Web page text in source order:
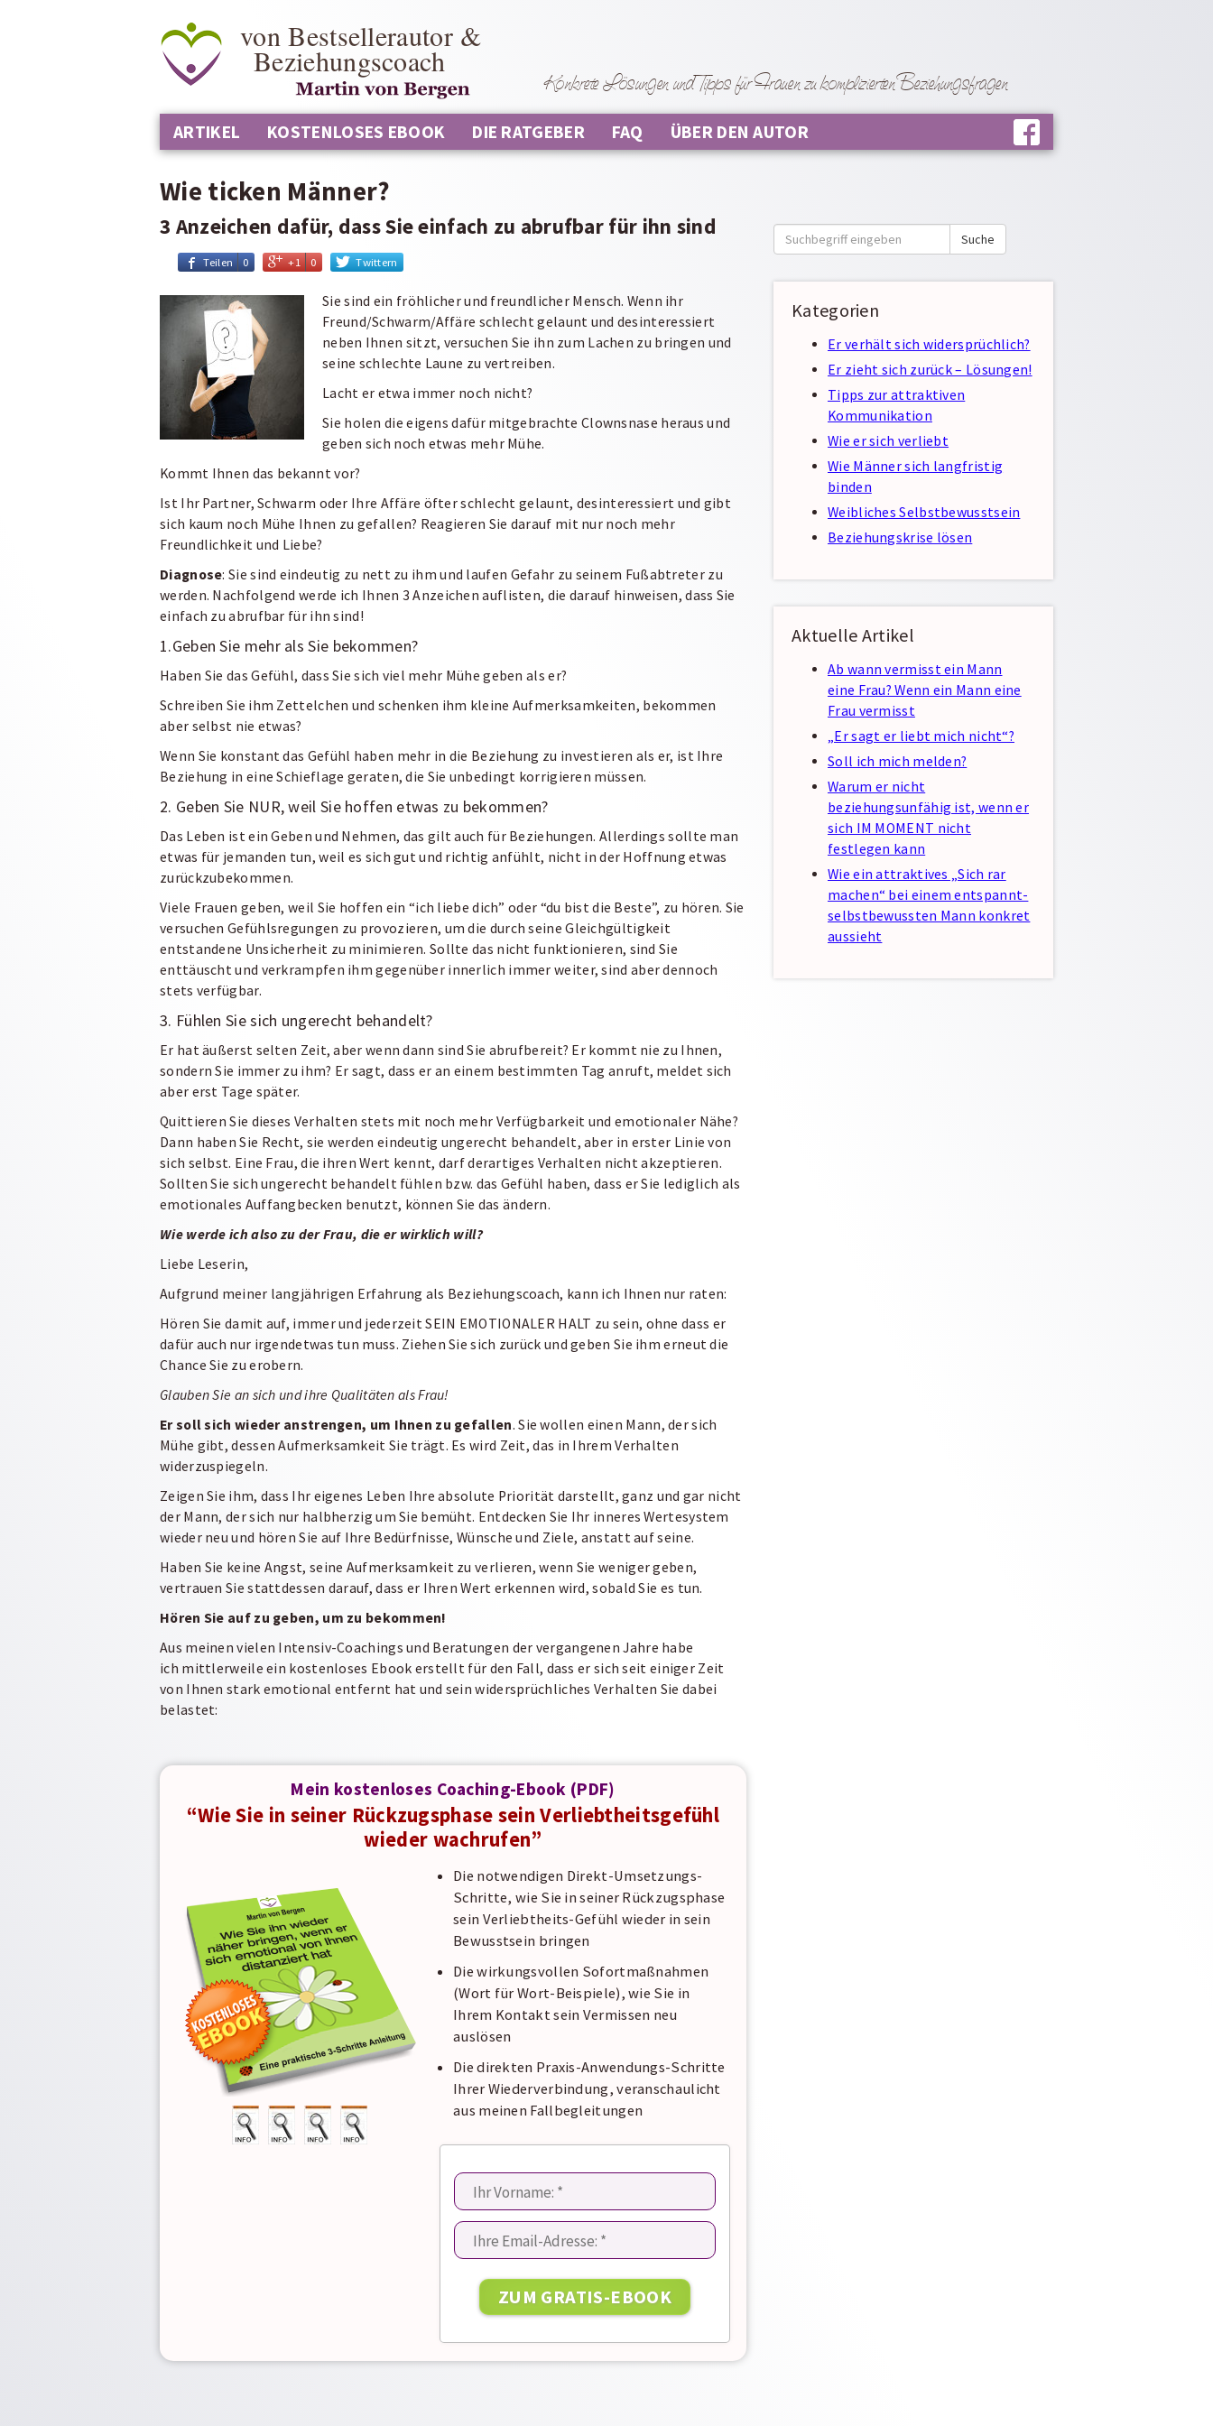
Konkrete Lösungen und Tipps für Frauen zu komplizierten Beziehungsfragen
von Bestsellerautor &
Beziehungscoach
ARTIKEL KOSTENLOSES EBOOK DIE RATGEBER FAQ ÜBER DEN AUTOR
Wie ticken Männer?
3 Anzeichen dafür, dass Sie einfach zu abrufbar für ihn sind
Teilen 0 +1 0 Twittern
Sie sind ein fröhlicher und freundlicher Mensch. Wenn ihr
Freund/Schwarm/Affäre schlecht gelaunt und desinteressiert
neben Ihnen sitzt, versuchen Sie ihn zum Lachen zu bringen und
seine schlechte Laune zu vertreiben.
Lacht er etwa immer noch nicht?
Sie holen die eigens dafür mitgebrachte Clownsnase heraus und
geben sich noch etwas mehr Mühe.
Kommt Ihnen das bekannt vor?
Ist Ihr Partner, Schwarm oder Ihre Affäre öfter schlecht gelaunt, desinteressiert und gibt
sich kaum noch Mühe Ihnen zu gefallen? Reagieren Sie darauf mit nur noch mehr
Freundlichkeit und Liebe?
Diagnose: Sie sind eindeutig zu nett zu ihm und laufen Gefahr zu seinem Fußabtreter zu
werden. Nachfolgend werde ich Ihnen 3 Anzeichen auflisten, die darauf hinweisen, dass Sie
einfach zu abrufbar für ihn sind!
1.Geben Sie mehr als Sie bekommen?
Haben Sie das Gefühl, dass Sie sich viel mehr Mühe geben als er?
Schreiben Sie ihm Zettelchen und schenken ihm kleine Aufmerksamkeiten, bekommen
aber selbst nie etwas?
Wenn Sie konstant das Gefühl haben mehr in die Beziehung zu investieren als er, ist Ihre
Beziehung in eine Schieflage geraten, die Sie unbedingt korrigieren müssen.
2. Geben Sie NUR, weil Sie hoffen etwas zu bekommen?
Das Leben ist ein Geben und Nehmen, das gilt auch für Beziehungen. Allerdings sollte man
etwas für jemanden tun, weil es sich gut und richtig anfühlt, nicht in der Hoffnung etwas
zurückzubekommen.
Viele Frauen geben, weil Sie hoffen ein “ich liebe dich” oder “du bist die Beste”, zu hören. Sie
versuchen Gefühlsregungen zu provozieren, um die durch seine Gleichgültigkeit
entstandene Unsicherheit zu minimieren. Sollte das nicht funktionieren, sind Sie
enttäuscht und verkrampfen ihm gegenüber innerlich immer weiter, sind aber dennoch
stets verfügbar.
3. Fühlen Sie sich ungerecht behandelt?
Er hat äußerst selten Zeit, aber wenn dann sind Sie abrufbereit? Er kommt nie zu Ihnen,
sondern Sie immer zu ihm? Er sagt, dass er an einem bestimmten Tag anruft, meldet sich
aber erst Tage später.
Quittieren Sie dieses Verhalten stets mit noch mehr Verfügbarkeit und emotionaler Nähe?
Dann haben Sie Recht, sie werden eindeutig ungerecht behandelt, aber in erster Linie von
sich selbst. Eine Frau, die ihren Wert kennt, darf derartiges Verhalten nicht akzeptieren.
Sollten Sie sich ungerecht behandelt fühlen bzw. das Gefühl haben, dass er Sie lediglich als
emotionales Auffangbecken benutzt, können Sie das ändern.
Wie werde ich also zu der Frau, die er wirklich will?
Liebe Leserin,
Aufgrund meiner langjährigen Erfahrung als Beziehungscoach, kann ich Ihnen nur raten:
Hören Sie damit auf, immer und jederzeit SEIN EMOTIONALER HALT zu sein, ohne dass er
dafür auch nur irgendetwas tun muss. Ziehen Sie sich zurück und geben Sie ihm erneut die
Chance Sie zu erobern.
Glauben Sie an sich und ihre Qualitäten als Frau!
Er soll sich wieder anstrengen, um Ihnen zu gefallen. Sie wollen einen Mann, der sich
Mühe gibt, dessen Aufmerksamkeit Sie trägt. Es wird Zeit, das in Ihrem Verhalten
widerzuspiegeln.
Zeigen Sie ihm, dass Ihr eigenes Leben Ihre absolute Priorität darstellt, ganz und gar nicht
der Mann, der sich nur halbherzig um Sie bemüht. Entdecken Sie Ihr inneres Wertesystem
wieder neu und hören Sie auf Ihre Bedürfnisse, Wünsche und Ziele, anstatt auf seine.
Haben Sie keine Angst, seine Aufmerksamkeit zu verlieren, wenn Sie weniger geben,
vertrauen Sie stattdessen darauf, dass er Ihren Wert erkennen wird, sobald Sie es tun.
Hören Sie auf zu geben, um zu bekommen!
Aus meinen vielen Intensiv-Coachings und Beratungen der vergangenen Jahre habe
ich mittlerweile ein kostenloses Ebook erstellt für den Fall, dass er sich seit einiger Zeit
von Ihnen stark emotional entfernt hat und sein widersprüchliches Verhalten Sie dabei
belastet:
Mein kostenloses Coaching-Ebook (PDF)
“Wie Sie in seiner Rückzugsphase sein Verliebtheitsgefühl
wieder wachrufen”
Die notwendigen Direkt-Umsetzungs-
Schritte, wie Sie in seiner Rückzugsphase
sein Verliebtheits-Gefühl wieder in sein
Bewusstsein bringen
Die wirkungsvollen Sofortmaßnahmen
(Wort für Wort-Beispiele), wie Sie in
Ihrem Kontakt sein Vermissen neu
auslösen
Die direkten Praxis-Anwendungs-Schritte
Ihrer Wiederverbindung, veranschaulicht
aus meinen Fallbegleitungen
Suche
nach:
Suche
Kategorien
Er verhält sich widersprüchlich?
Er zieht sich zurück – Lösungen!
Tipps zur attraktiven
Kommunikation
Wie er sich verliebt
Wie Männer sich langfristig
binden
Weibliches Selbstbewusstsein
Beziehungskrise lösen
Aktuelle Artikel
Ab wann vermisst ein Mann
eine Frau? Wenn ein Mann eine
Frau vermisst
„Er sagt er liebt mich nicht“?
Soll ich mich melden?
Warum er nicht
beziehungsunfähig ist, wenn er
sich IM MOMENT nicht
festlegen kann
Wie ein attraktives „Sich rar
machen“ bei einem entspannt-
selbstbewussten Mann konkret
aussieht